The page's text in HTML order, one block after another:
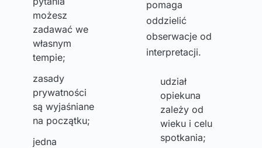
możesz
zadawać we
własnym
tempie;
zasady
prywatności
są wyjaśniane
na początku;
jedna
pomaga
oddzielić
obserwacje od
interpretacji.
udział
opiekuna
zależy od
wieku i celu
spotkania;